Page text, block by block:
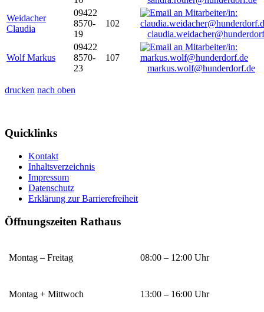
Weidacher
Claudia
09422
8570-
19
102
Wolf Markus
09422
8570-
23
107
markus.wolf@hunderdorf.de
drucken nach oben
Quicklinks
Kontakt
Inhaltsverzeichnis
Impressum
Datenschutz
Erklärung zur Barrierefreiheit
Öffnungszeiten Rathaus
Montag – Freitag 08:00 – 12:00 Uhr
Montag + Mittwoch 13:00 – 16:00 Uhr